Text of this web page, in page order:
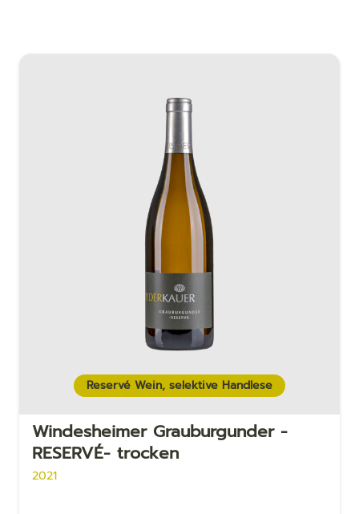
Reservé Wein, selektive Handlese
Windesheimer Grau­bur­gun­der -
RESERVÉ- trocken
2021